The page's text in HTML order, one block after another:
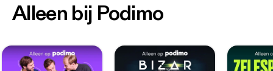
Alleen bij Podimo